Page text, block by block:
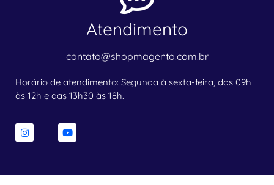
Atendimento
contato@shopmagento.com.br
Horário de atendimento: Segunda à sexta-feira, das 09h
às 12h e das 13h30 às 18h.